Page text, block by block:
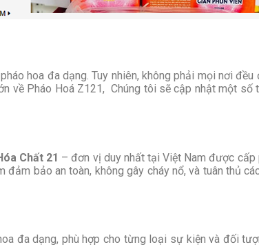
hoa đa dạng. Tuy nhiên, không phải mọi nơi
về Pháo Hoá Z121, Chúng tôi sẽ cập nhật một số
Chất 21 – đơn vị duy nhất tại Việt Nam được cấp
bảo an toàn, không gây cháy nổ, và tuân thủ
đa dạng, phù hợp cho từng loại sự kiện và đối